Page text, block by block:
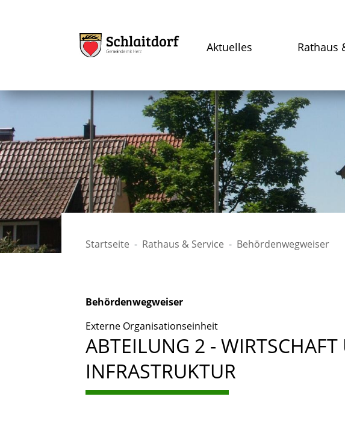
Aktuelles Rathaus
Startseite Rathaus & Service Behördenwegweiser
Behördenwegweiser
Externe Organisationseinheit
ABTEILUNG 2 -
INFRASTRUKTUR